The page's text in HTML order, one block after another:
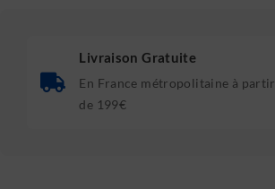
Livraison Gratuite
En France métropolitaine à partir
de 199€